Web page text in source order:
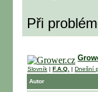
Při
Slovník | F.A.Q. | Dnešní
Autor